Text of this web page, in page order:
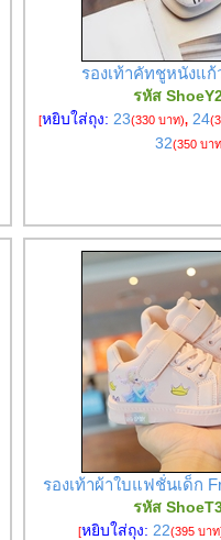
รองเท้าคัทชูหนังแก้
รหัส
[หยิบใส่ถุง: 23(330 บาท), 24
32(350 บา
รองเท้าผ้าใบแฟชั่นเด็ก
รหัส
[หยิบใส่ถุง: 22(395 บา